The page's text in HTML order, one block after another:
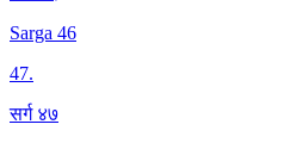
Sarga 46
47.
सर्ग ४७